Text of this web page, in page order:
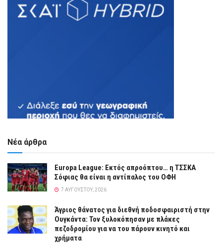
Νέα άρθρα
Europa League: Εκτός απροόπτου… η ΤΣΣΚΑ
Σόφιας θα είναι η αντίπαλος του ΟΦΗ
7 ΑΥΓΟΎΣΤΟΥ, 2026
Άγριος θάνατος για διεθνή ποδοσφαιριστή στην
Ουγκάντα: Τον ξυλοκόπησαν με πλάκες
πεζοδρομίου για να του πάρουν κινητό και
χρήματα